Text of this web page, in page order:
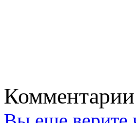
Комментарии